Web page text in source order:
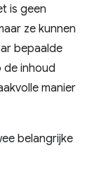
is geen
ze kunnen
bepaalde
de inhoud
manier
belangrijke